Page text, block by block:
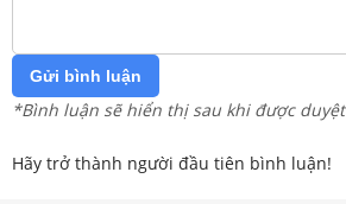
Gửi bình luận
*Bình luận sẽ hiển thị sau khi được duyệt
Hãy trở thành người đầu tiên bình luận!